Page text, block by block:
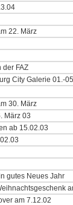
22. März
der FAZ
City Galerie 01.-
30. März
März 03
ab 15.02.03
gutes Neues Jahr
am 7.12.02